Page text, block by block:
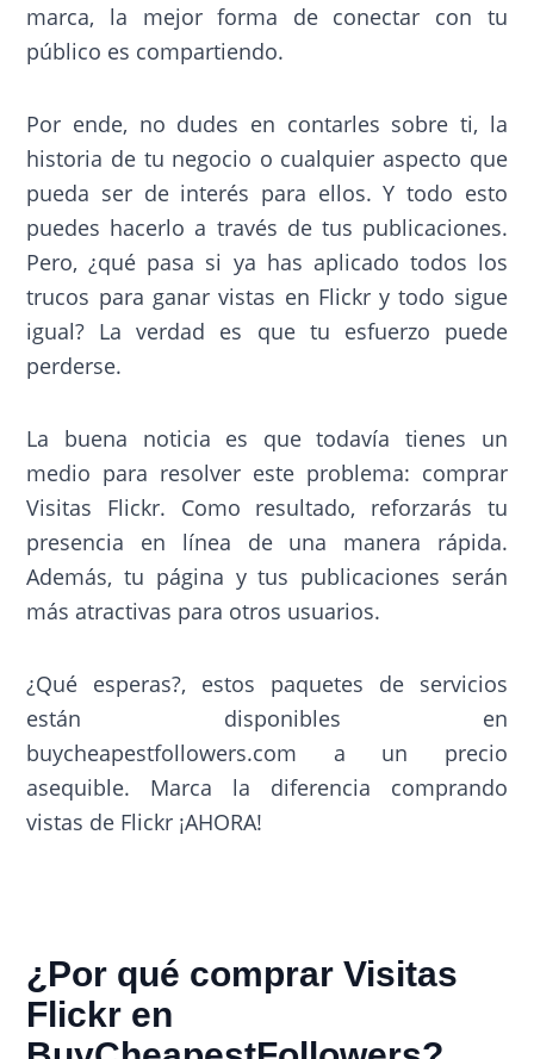
marca, la mejor forma de conectar con tu
público es compartiendo.
Por ende, no dudes en contarles sobre ti, la
historia de tu negocio o cualquier aspecto que
pueda ser de interés para ellos. Y todo esto
puedes hacerlo a través de tus publicaciones.
Pero, ¿qué pasa si ya has aplicado todos los
trucos para ganar vistas en Flickr y todo sigue
igual? La verdad es que tu esfuerzo puede
perderse.
La buena noticia es que todavía tienes un
medio para resolver este problema: comprar
Visitas Flickr. Como resultado, reforzarás tu
presencia en línea de una manera rápida.
Además, tu página y tus publicaciones serán
más atractivas para otros usuarios.
¿Qué esperas?, estos paquetes de servicios
están disponibles en
buycheapestfollowers.com a un precio
asequible. Marca la diferencia comprando
vistas de Flickr ¡AHORA!
¿Por qué comprar Visitas
Flickr en